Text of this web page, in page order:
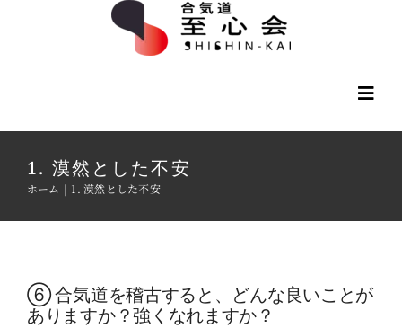
Contact Us
Membership
Schedule/Place
1. 漠然とした不安
ホーム 1. 漠然とした不安
⑥ 合気道を稽古すると、どんな良いことが
ありますか？強くなれますか？